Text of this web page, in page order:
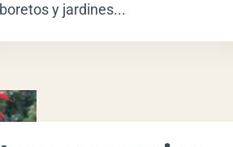
y jardines...